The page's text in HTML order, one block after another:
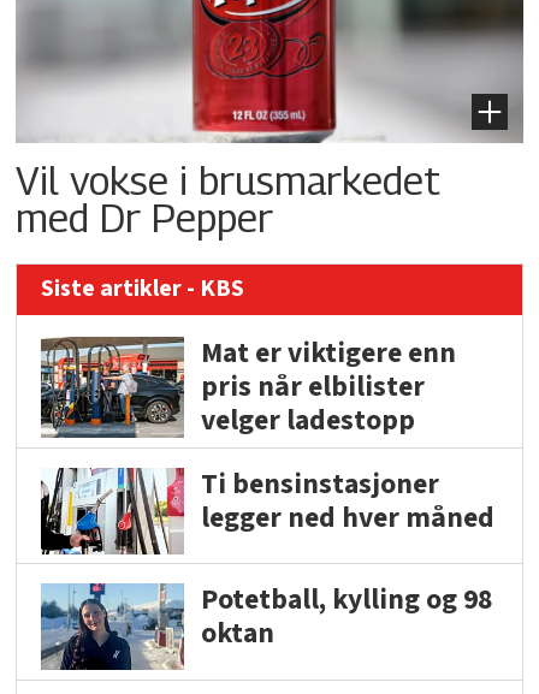
Vil vokse i brusmarkedet
med Dr Pepper
Siste artikler - KBS
Mat er viktigere enn
pris når elbilister
velger ladestopp
Ti bensinstasjoner
legger ned hver måned
Potetball, kylling og 98
oktan